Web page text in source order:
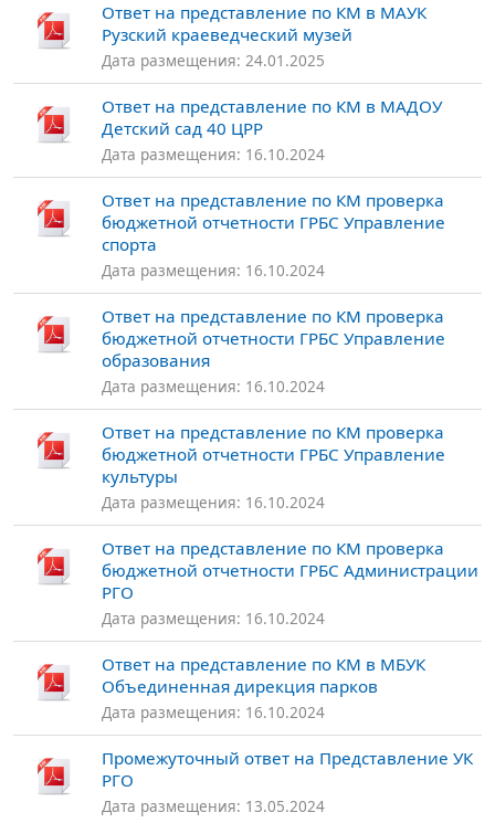
Ответ на представление по КМ в МАУК
Рузский краеведческий музей
Дата размещения: 24.01.2025
Ответ на представление по КМ в МАДОУ
Детский сад 40 ЦРР
Дата размещения: 16.10.2024
Ответ на представление по КМ проверка
бюджетной отчетности ГРБС Управление
спорта
Дата размещения: 16.10.2024
Ответ на представление по КМ проверка
бюджетной отчетности ГРБС Управление
образования
Дата размещения: 16.10.2024
Ответ на представление по КМ проверка
бюджетной отчетности ГРБС Управление
культуры
Дата размещения: 16.10.2024
Ответ на представление по КМ проверка
бюджетной отчетности ГРБС Администрации
РГО
Дата размещения: 16.10.2024
Ответ на представление по КМ в МБУК
Объединенная дирекция парков
Дата размещения: 16.10.2024
Промежуточный ответ на Представление УК
РГО
Дата размещения: 13.05.2024